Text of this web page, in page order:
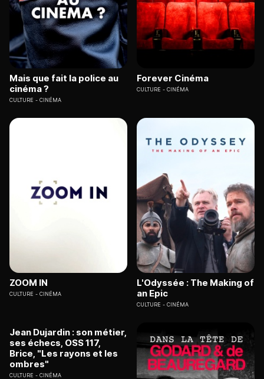
Mais que fait la police au
cinéma ?
CULTURE CINÉMA
Forever Cinéma
CULTURE CINÉMA
ZOOM IN
CULTURE CINÉMA
L'Odyssée : The Making of
an Epic
CULTURE CINÉMA
Jean Dujardin : son métier,
ses échecs, OSS 117,
Brice, "Les rayons et les
ombres"
CULTURE CINÉMA